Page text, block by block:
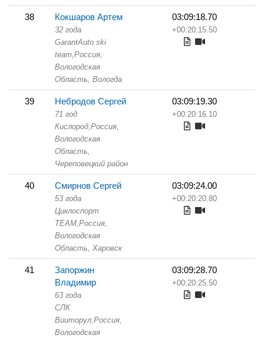
38 Кокшаров Артем
32 года
GarantAuto ski
team,Россия,
Вологодская
Область, Вологда
03:09:18.70
+00:20:15.50
39 Небродов Сергей
71 год
Кислород,Россия,
Вологодская
Область,
Череповецкий район
03:09:19.30
+00:20:16.10
40 Смирнов Сергей
53 года
Циклоспорт
TEAM,Россия,
Вологодская
Область, Харовск
03:09:24.00
+00:20:20.80
41
Запоржин
Владимир
63 года
СЛК
Вииторул,Россия,
Вологодская
03:09:28.70
+00:20:25.50